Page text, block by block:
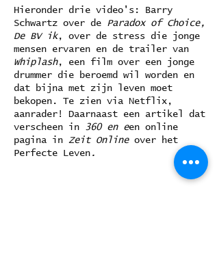
Hieronder drie video's: Barry
Schwartz over de Paradox of Choice,
De BV ik, over de stress die jonge
mensen ervaren en de trailer van
Whiplash, een film over een jonge
drummer die beroemd wil worden en
dat bijna met zijn leven moet
bekopen. Te zien via Netflix,
aanrader! Daarnaast een artikel dat
verscheen in 360 en een online
pagina in Zeit Online over het
Perfecte Leven .